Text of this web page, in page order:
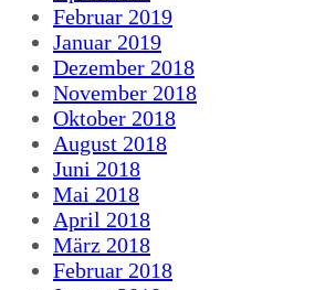
Februar 2019
Januar 2019
Dezember 2018
November 2018
Oktober 2018
August 2018
Juni 2018
Mai 2018
April 2018
März 2018
Februar 2018